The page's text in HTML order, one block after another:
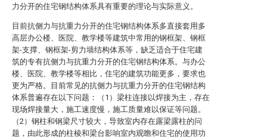
力分开的住宅钢结构体系具有重要的理论与实际意义。
目前抗侧力与抗重力分开的住宅钢结构体系多直接套用多
高层办公楼、医院、教学楼等建筑中常用的钢框架、钢框
架-支撑、钢框架-剪力墙结构体系等，缺乏适合于住宅建
筑的专有抗侧力与抗重力分开的住宅钢结构体系。与办公
楼、医院、教学楼等相比，住宅的建筑功能更多，要求也
更为严格。目前常见的抗侧力与抗重力分开的住宅钢结构
体系普遍存在以下问题：（1）梁柱连接以焊接为主，存在
现场焊接量大，施工速度慢，施工质量难以保证等问题。
（2）钢柱和钢梁尺寸较大，导致室内存在露梁露柱的问
题，由此形成的柱棱和梁台影响室内观瞻和住宅的使用功